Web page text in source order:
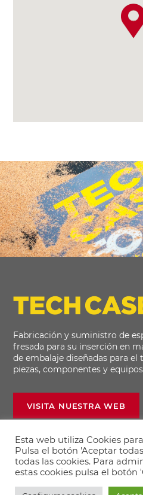
Fabricación y suministro de
fresada para su inserción en
de embalaje diseñadas para
piezas, componentes y
VISITA NUESTRA WEB
© 2021 - 2026 Mecacore · Aviso
Esta web utiliza Cookies
Pulsa el botón 'Aceptar
todas las cookies. Para
estas cookies pulsa el botón